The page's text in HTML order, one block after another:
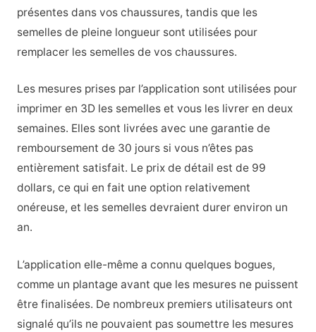
présentes dans vos chaussures, tandis que les
semelles de pleine longueur sont utilisées pour
remplacer les semelles de vos chaussures.
Les mesures prises par l’application sont utilisées pour
imprimer en 3D les semelles et vous les livrer en deux
semaines. Elles sont livrées avec une garantie de
remboursement de 30 jours si vous n’êtes pas
entièrement satisfait. Le prix de détail est de 99
dollars, ce qui en fait une option relativement
onéreuse, et les semelles devraient durer environ un
an.
L’application elle-même a connu quelques bogues,
comme un plantage avant que les mesures ne puissent
être finalisées. De nombreux premiers utilisateurs ont
signalé qu’ils ne pouvaient pas soumettre les mesures